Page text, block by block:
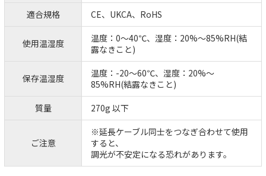
適合規格
CE、UKCA、RoHS
使用温湿度
温度：0～40℃、湿度：20%～85%RH(結
露なきこと)
保存温湿度
温度：-20～60℃、湿度：20%～
85%RH(結露なきこと)
質量
270g 以下
ご注意
※延長ケーブル同士をつなぎ合わせて使用
すると、
調光が不安定になる恐れがあります。